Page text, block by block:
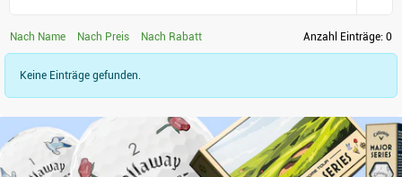
Nach Name Nach Preis Nach Rabatt Anzahl Einträge: 0
Keine Einträge gefunden.